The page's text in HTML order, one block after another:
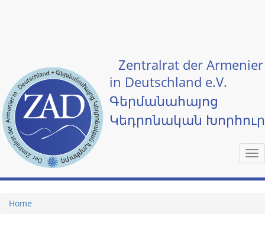
Zentralrat der Armenier
in Deutschland e.V.
Գերմանահայոց
Կեդրոնական
Home